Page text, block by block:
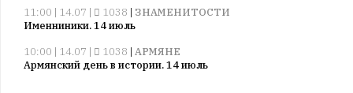
11:00 | 14.07 |
1038 | ЗНАМЕНИТОСТИ
Именниники. 14 июль
10:00 | 14.07 |
1038 | АРМЯНЕ
Армянский день в истории. 14 июль